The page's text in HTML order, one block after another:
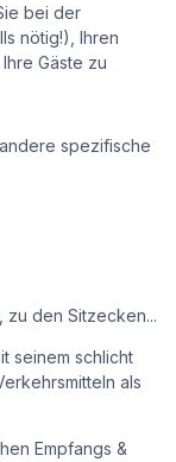
bei der
nötig!), Ihren
Gäste zu
spezifische
zu den Sitzecken...
seinem schlicht
als
Empfangs &